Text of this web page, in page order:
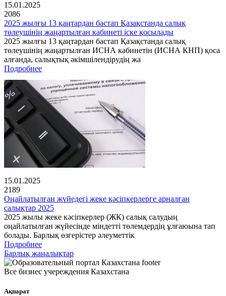
15.01.2025
2086
2025 жылғы 13 қаңтардан бастап Қазақстанда салық
төлеушінің жаңартылған кабинеті іске қосылады
2025 жылғы 13 қаңтардан бастап Қазақстанда салық
төлеушінің жаңартылған ИСНА кабинетін (ИСНА КНП) қоса
алғанда, салықтық әкімшілендірудің жа
Подробнее
15.01.2025
2189
Оңайлатылған жүйедегі жеке кәсіпкерлерге арналған
салықтар 2025
2025 жылы жеке кәсіпкерлер (ЖК) салық салудың
оңайлатылған жүйесінде міндетті төлемдердің ұлғаюына тап
болады. Барлық өзгерістер әлеуметтік
Подробнее
Барлық жаңалықтар
Все бизнес учереждения Казахстана
Ақпарат